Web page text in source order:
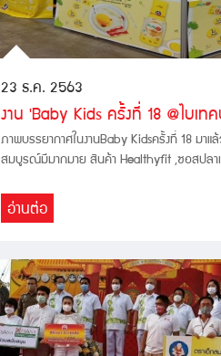
23 ธ.ค. 2563
งาน 'Baby Kids ครั้งที่ 18 @ไบเทค
ภาพบรรยากาศในงานBaby Kidsครั้งที่ 18 มาแ
สมบูรณ์มีมากมาย สินค้า Healthyfit ,ซอสปลา
อ่านต่อ